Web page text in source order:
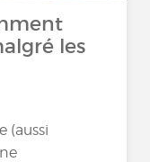
les
(aussi